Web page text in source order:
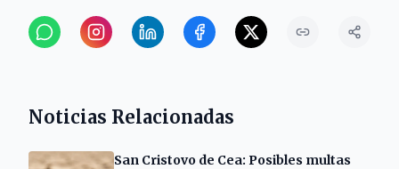
Noticias Relacionadas
San Cristovo de Cea: Posibles multas